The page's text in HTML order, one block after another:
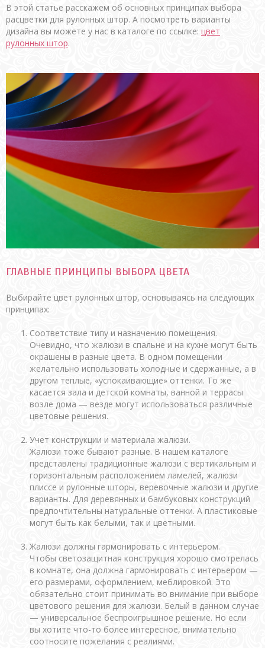
В этой статье расскажем об основных принципах выбора
расцветки для рулонных штор. А посмотреть варианты
дизайна вы можете у нас в каталоге по ссылке: цвет
рулонных штор.
ГЛАВНЫЕ ПРИНЦИПЫ ВЫБОРА ЦВЕТА
Выбирайте цвет рулонных штор, основываясь на следующих
принципах:
Соответствие типу и назначению помещения.
Очевидно, что жалюзи в спальне и на кухне могут быть
окрашены в разные цвета. В одном помещении
желательно использовать холодные и сдержанные, а в
другом теплые, «успокаивающие» оттенки. То же
касается зала и детской комнаты, ванной и террасы
возле дома — везде могут использоваться различные
цветовые решения.
Учет конструкции и материала жалюзи.
Жалюзи тоже бывают разные. В нашем каталоге
представлены традиционные жалюзи с вертикальным и
горизонтальным расположением ламелей, жалюзи
плиссе и рулонные шторы, веревочные жалюзи и другие
варианты. Для деревянных и бамбуковых конструкций
предпочтительны натуральные оттенки. А пластиковые
могут быть как белыми, так и цветными.
Жалюзи должны гармонировать с интерьером.
Чтобы светозащитная конструкция хорошо смотрелась
в комнате, она должна гармонировать с интерьером —
его размерами, оформлением, меблировкой. Это
обязательно стоит принимать во внимание при выборе
цветового решения для жалюзи. Белый в данном случае
— универсальное беспроигрышное решение. Но если
вы хотите что-то более интересное, внимательно
соотносите пожелания с реалиями.